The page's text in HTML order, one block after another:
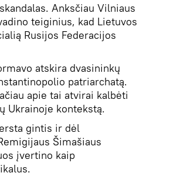
Anksčiau Vilniaus
teiginius, kad Lietuvos
Rusijos Federacijos
atskira dvasininkų
patriarchatą.
apie tai atvirai kalbėti
Ukrainoje kontekstą.
gintis ir dėl
Šimašiaus
įvertino kaip